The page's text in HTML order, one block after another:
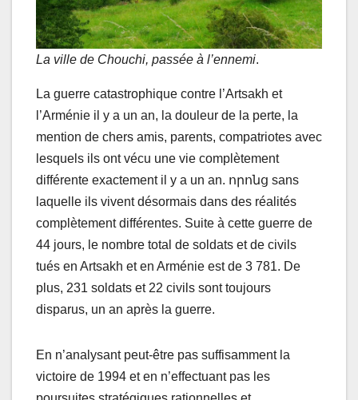
La ville de Chouchi, passée à l’ennemi.
La guerre catastrophique contre l’Artsakh et
l’Arménie il y a un an, la douleur de la perte, la
mention de chers amis, parents, compatriotes avec
lesquels ils ont vécu une vie complètement
différente exactement il y a un an. որոնց sans
laquelle ils vivent désormais dans des réalités
complètement différentes. Suite à cette guerre de
44 jours, le nombre total de soldats et de civils
tués en Artsakh et en Arménie est de 3 781. De
plus, 231 soldats et 22 civils sont toujours
disparus, un an après la guerre.
En n’analysant peut-être pas suffisamment la
victoire de 1994 et en n’effectuant pas les